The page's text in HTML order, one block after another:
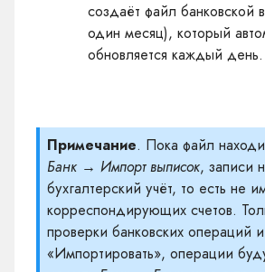
создаёт файл банковской
один месяц), который
обновляется каждый день.
Примечание. Пока файл
Банк → Импорт выписок, записи
бухгалтерский учёт, то есть не
корреспондирующих счетов.
проверки банковских операций
«Импортировать», операции